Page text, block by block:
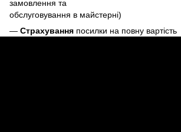
замовлення та
обслуговування в майстерні)
— Страхування посилки на повну вартість